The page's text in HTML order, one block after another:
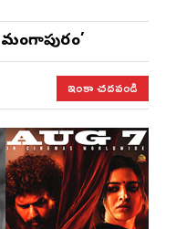
ఇంకా చదవండి